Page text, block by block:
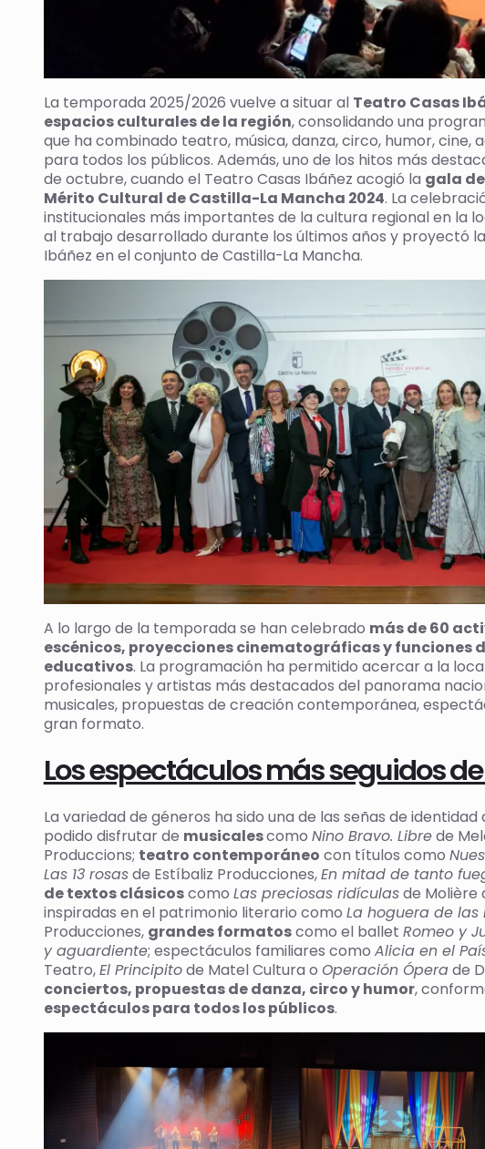
La temporada 2025/2026 vuelve a situar al Teatro Casas
espacios culturales de la región, consolidando una
que ha combinado teatro, música, danza, circo, humor, cine,
para todos los públicos. Además, uno de los hitos más
de octubre, cuando el Teatro Casas Ibáñez acogió la gala
Mérito Cultural de Castilla-La Mancha 2024. La
institucionales más importantes de la cultura regional en la
al trabajo desarrollado durante los últimos años y proyectó
Ibáñez en el conjunto de Castilla-La Mancha.
A lo largo de la temporada se han celebrado más de 60
escénicos, proyecciones cinematográficas y funciones
educativos. La programación ha permitido acercar a la
profesionales y artistas más destacados del panorama
musicales, propuestas de creación contemporánea,
gran formato.
Los espectáculos más seguidos
La variedad de géneros ha sido una de las señas de
podido disfrutar de musicalescomo Nino Bravo. Librede
Produccions; teatro contemporáneo con títulos como
Las 13 rosasde Estíbaliz Producciones,En mitad de tanto
de textos clásicoscomo Las preciosas ridículasde Molière
inspiradas en el patrimonio literario como La hoguera de
Producciones, grandes formatoscomo el ballet Romeo y
y aguardiente; espectáculos familiares como Alicia en el
Teatro,El Principitode Matel Cultura o Operación Óperade
conciertos, propuestas de danza, circo y humor,
espectáculos para todos los públicos.